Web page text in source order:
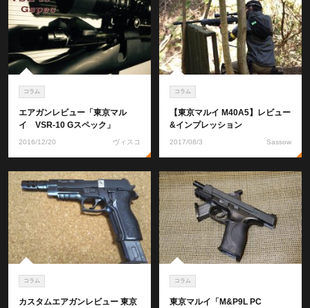
コラム
エアガンレビュー「東京マル
イ VSR-10 Gスペック」
2016/12/20 ヴィスコ
コラム
【東京マルイ M40A5】レビュー
&インプレッション
2017/08/3 Sassow
コラム
カスタムエアガンレビュー 東京
コラム
東京マルイ「M&P9L PC